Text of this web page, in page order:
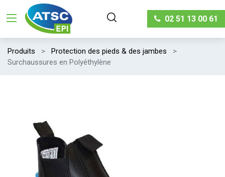
02 51 13 00 61
Produits
Protection des pieds & des jambes
Surchaussures en Polyéthylène